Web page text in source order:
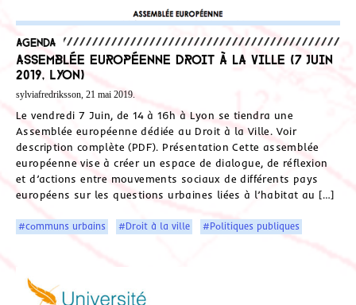
Agenda
Assemblée européenne Droit à la Ville (7 Juin
2019, Lyon)
sylviafredriksson, 21 mai 2019.
Le vendredi 7 Juin, de 14 à 16h à Lyon se tiendra une
Assemblée européenne dédiée au Droit à la Ville. Voir
description complète (PDF). Présentation Cette assemblée
européenne vise à créer un espace de dialogue, de réflexion
et d’actions entre mouvements sociaux de différents pays
européens sur les questions urbaines liées à l’habitat au […]
#communs urbains #Droit à la ville #Politiques publiques